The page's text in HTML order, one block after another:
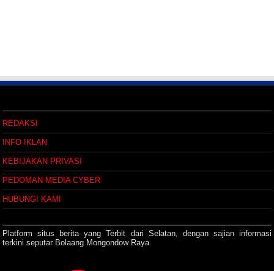
REDAKSI
INFO IKLAN
KEBIJAKAN PRIVASI
PEDOMAN MEDIA CYBER
HUBUNGI KAMI
Platform situs berita yang Terbit dari Selatan, dengan sajian informasi
terkini seputar Bolaang Mongondow Raya.